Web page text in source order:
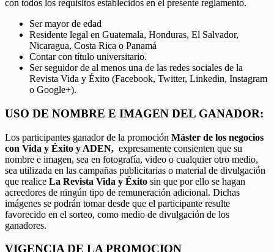
con todos los requisitos establecidos en el presente reglamento.
Ser mayor de edad
Residente legal en Guatemala, Honduras, El Salvador,
Nicaragua, Costa Rica o Panamá
Contar con título universitario.
Ser seguidor de al menos una de las redes sociales de la
Revista Vida y Éxito (Facebook, Twitter, Linkedin, Instagram
o Google+).
USO DE NOMBRE E IMAGEN DEL GANADOR:
Los participantes ganador de la promoción Máster de los negocios
con Vida y Éxito y ADEN, expresamente consienten que su
nombre e imagen, sea en fotografía, video o cualquier otro medio,
sea utilizada en las campañas publicitarias o material de divulgación
que realice La Revista Vida y Éxito sin que por ello se hagan
acreedores de ningún tipo de remuneración adicional. Dichas
imágenes se podrán tomar desde que el participante resulte
favorecido en el sorteo, como medio de divulgación de los
ganadores.
VIGENCIA DE LA PROMOCION